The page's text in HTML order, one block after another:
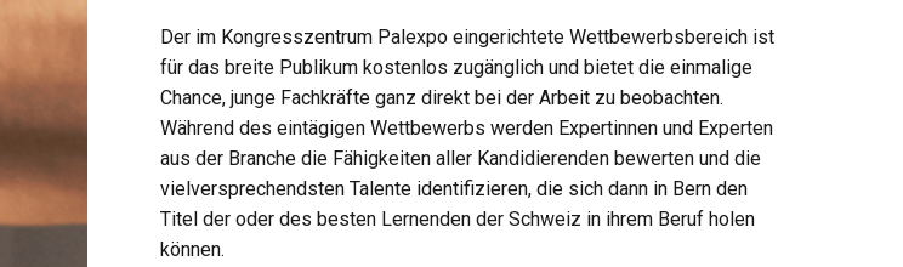
Der im Kongresszentrum Palexpo eingerichtete Wettbewerbsbereich ist
für das breite Publikum kostenlos zugänglich und bietet die einmalige
Chance, junge Fachkräfte ganz direkt bei der Arbeit zu beobachten.
Während des eintägigen Wettbewerbs werden Expertinnen und Experten
aus der Branche die Fähigkeiten aller Kandidierenden bewerten und die
vielversprechendsten Talente identifizieren, die sich dann in Bern den
Titel der oder des besten Lernenden der Schweiz in ihrem Beruf holen
können.